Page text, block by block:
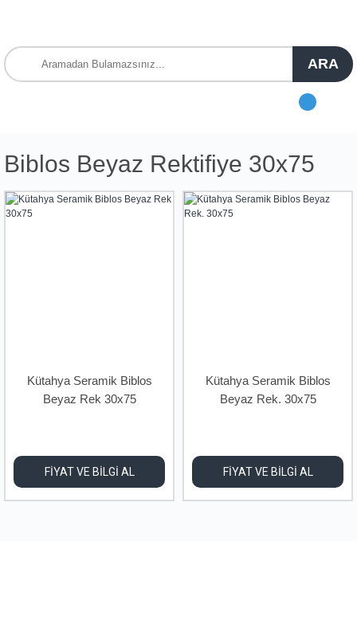
ARA
Biblos Beyaz Rektifiye 30x75
Kütahya Seramik Biblos
Beyaz Rek 30x75
FİYAT VE BİLGİ AL
Kütahya Seramik Biblos
Beyaz Rek. 30x75
FİYAT VE BİLGİ AL